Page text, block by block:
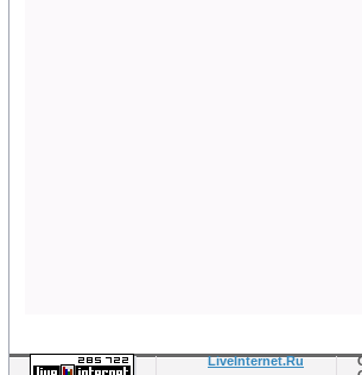
LiveInternet.Ru